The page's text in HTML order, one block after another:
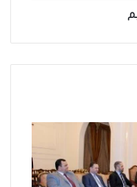
شهر كانون
استراحة